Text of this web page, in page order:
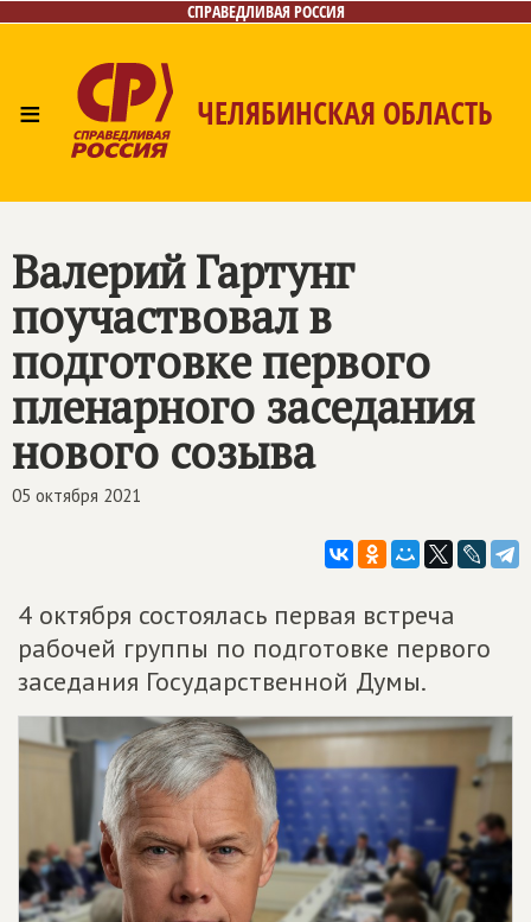
СПРАВЕДЛИВАЯ РОССИЯ
≡ ЧЕЛЯБИНСКАЯ ОБЛАСТЬ
Контакты
Валерий Гартунг
поучаствовал в
подготовке первого
пленарного заседания
нового созыва
05 октября 2021
4 октября состоялась первая встреча
рабочей группы по подготовке первого
заседания Государственной Думы.